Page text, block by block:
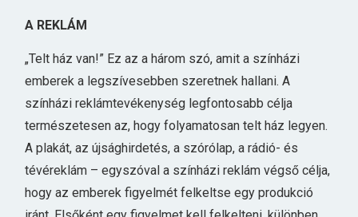
A REKLÁM
„Telt ház van!” Ez az a három szó, amit a színházi
emberek a legszívesebben szeretnek hallani. A
színházi reklámtevékenység legfontosabb célja
természetesen az, hogy folyamatosan telt ház legyen.
A plakát, az újsághirdetés, a szórólap, a rádió- és
tévéreklám – egyszóval a színházi reklám végső célja,
hogy az emberek figyelmét felkeltse egy produkció